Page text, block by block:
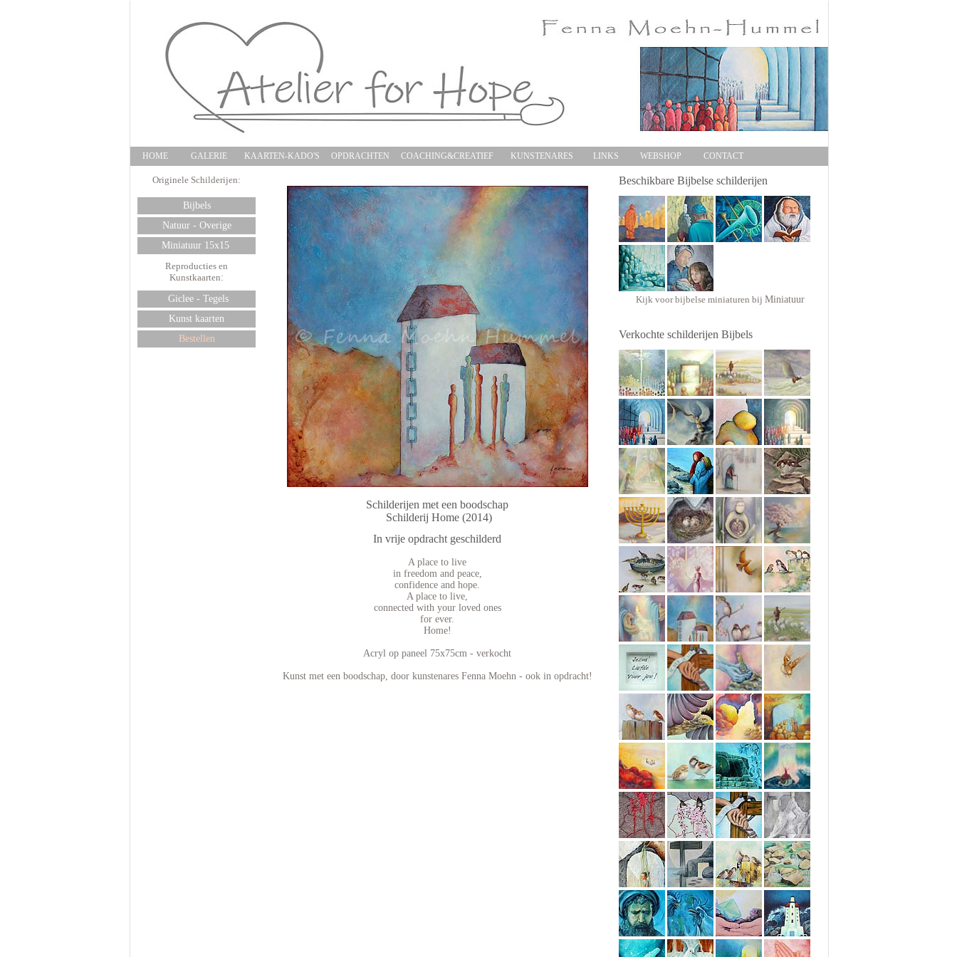
HOME GALERIE KAARTEN-KADO'S OPDRACHTEN COACHING&CREATIEF KUNSTENARES LINKS WEBSHOP CONTACT
Originele Schilderijen:
Bijbels
Natuur - Overige
Miniatuur 15x15
Reproducties en
Kunstkaarten:
Giclee - Tegels
Kunst kaarten
Bestellen
Schilderijen met een boodschap
Schilderij Home (2014)
In vrije opdracht geschilderd
A place to live
in freedom and peace,
confidence and hope.
A place to live,
connected with your loved ones
for ever.
Home!
Acryl op paneel 75x75cm - verkocht
Kunst met een boodschap, door kunstenares Fenna Moehn - ook in opdracht!
Beschikbare Bijbelse schilderijen
Kijk voor bijbelse miniaturen bij Miniatuur
Verkochte schilderijen Bijbels